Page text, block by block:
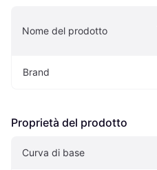
Nome del prodotto
Brand
Proprietà del prodotto
Curva di base